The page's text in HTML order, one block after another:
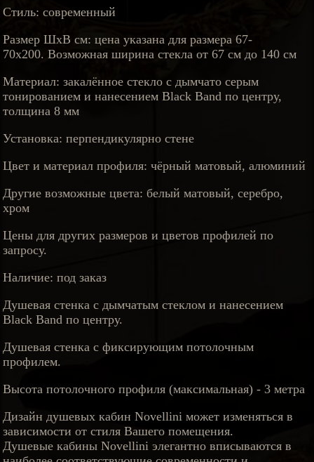
Стиль: современный
Размер ШхВ см: цена указана для размера 67-
70х200. Возможная ширина стекла от 67 см до 140 см
Материал: закалённое стекло с дымчато серым
тонированием и нанесением Black Band по центру,
толщина 8 мм
Установка: перпендикулярно стене
Цвет и материал профиля: чёрный матовый, алюминий
Другие возможные цвета: белый матовый, серебро,
хром
Цены для других размеров и цветов профилей по
запросу.
Наличие: под заказ
Душевая стенка с дымчатым стеклом и нанесением
Black Band по центру.
Душевая стенка с фиксирующим потолочным
профилем.
Высота потолочного профиля (максимальная) - 3 метра
Дизайн душевых кабин Novellini может изменяться в
зависимости от стиля Вашего помещения.
Душевые кабины Novellini элегантно вписываются в